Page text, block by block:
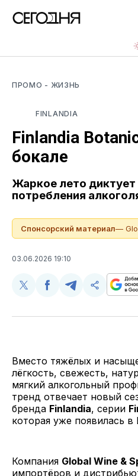
ПРОМО - ЖИЗНЬ
FINLANDIA
Finlandia
бокале
Жаркое лето диктует
потребления
Спонсорский материал—
03.06.2026 19:10
Поделиться
Twitter
Поделиться
Facebook
Поделиться
Telegram
Вместо тяжёлых и
лёгкость, свежесть,
мягкий алкогольный
тренд отвечает новый
бренда Finlandia, серии
которая уже появилась в
Компания Global Wine &
импортёров и